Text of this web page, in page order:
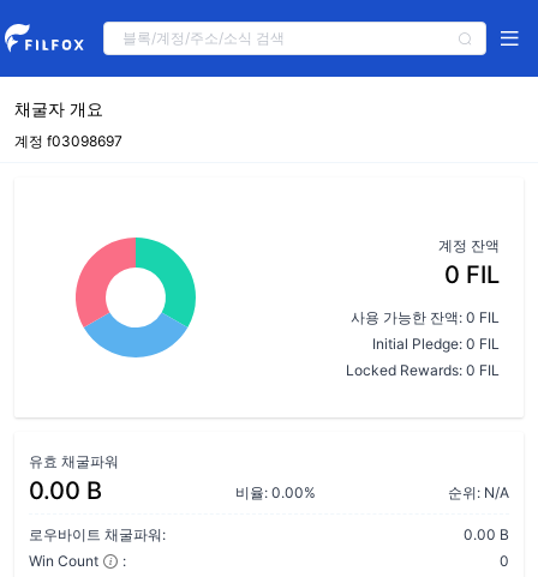
채굴자 개요
계정 f03098697
계정 잔액
0 FIL
사용 가능한 잔액: 0 FIL
Initial Pledge: 0 FIL
Locked Rewards: 0 FIL
유효 채굴파워
0.00 B 비율: 0.00% 순위: N/A
로우바이트 채굴파워:
0.00 B
Win Count
:
0